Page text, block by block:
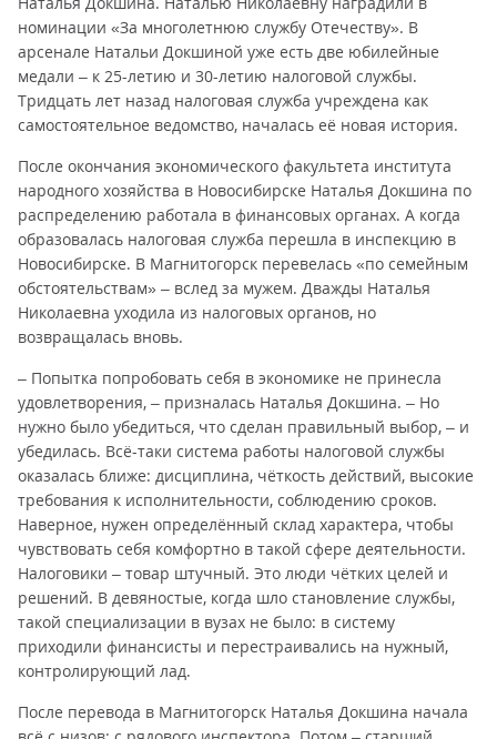
номинации «За многолетнюю службу Отечеству». В
арсенале Натальи Докшиной уже есть две юбилейные
медали – к 25-летию и 30-летию налоговой службы.
Тридцать лет назад налоговая служба учреждена как
самостоятельное ведомство, началась её новая история.
После окончания экономического факультета института
народного хозяйства в Новосибирске Наталья Докшина по
распределению работала в финансовых органах. А когда
образовалась налоговая служба перешла в инспекцию в
Новосибирске. В Магнитогорск перевелась «по семейным
обстоятельствам» – вслед за мужем. Дважды Наталья
Николаевна уходила из налоговых органов, но
возвращалась вновь.
– Попытка попробовать себя в экономике не принесла
удовлетворения, – призналась Наталья Докшина. – Но
нужно было убедиться, что сделан правильный выбор, – и
убедилась. Всё-таки система работы налоговой службы
оказалась ближе: дисциплина, чёткость действий, высокие
требования к исполнительности, соблюдению сроков.
Наверное, нужен определённый склад характера, чтобы
чувствовать себя комфортно в такой сфере деятельности.
Налоговики – товар штучный. Это люди чётких целей и
решений. В девяностые, когда шло становление службы,
такой специализации в вузах не было: в систему
приходили финансисты и перестраивались на нужный,
контролирующий лад.
После перевода в Магнитогорск Наталья Докшина начала